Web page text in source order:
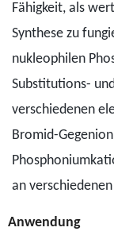
Fähigkeit, als
Synthese zu
nukleophilen
Substitutions-
verschiedenen
Bromid-
an
Anwendung